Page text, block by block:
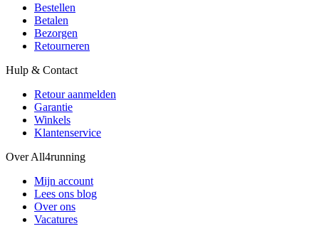
Bestellen
Betalen
Bezorgen
Retourneren
Hulp & Contact
Retour aanmelden
Garantie
Winkels
Klantenservice
Over All4running
Mijn account
Lees ons blog
Over ons
Vacatures